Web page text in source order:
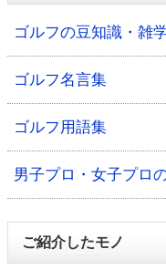
ゴルフの豆知識・雑
ゴルフ名言集
ゴルフ用語集
男子プロ・女子プロ
ご紹介したモノ